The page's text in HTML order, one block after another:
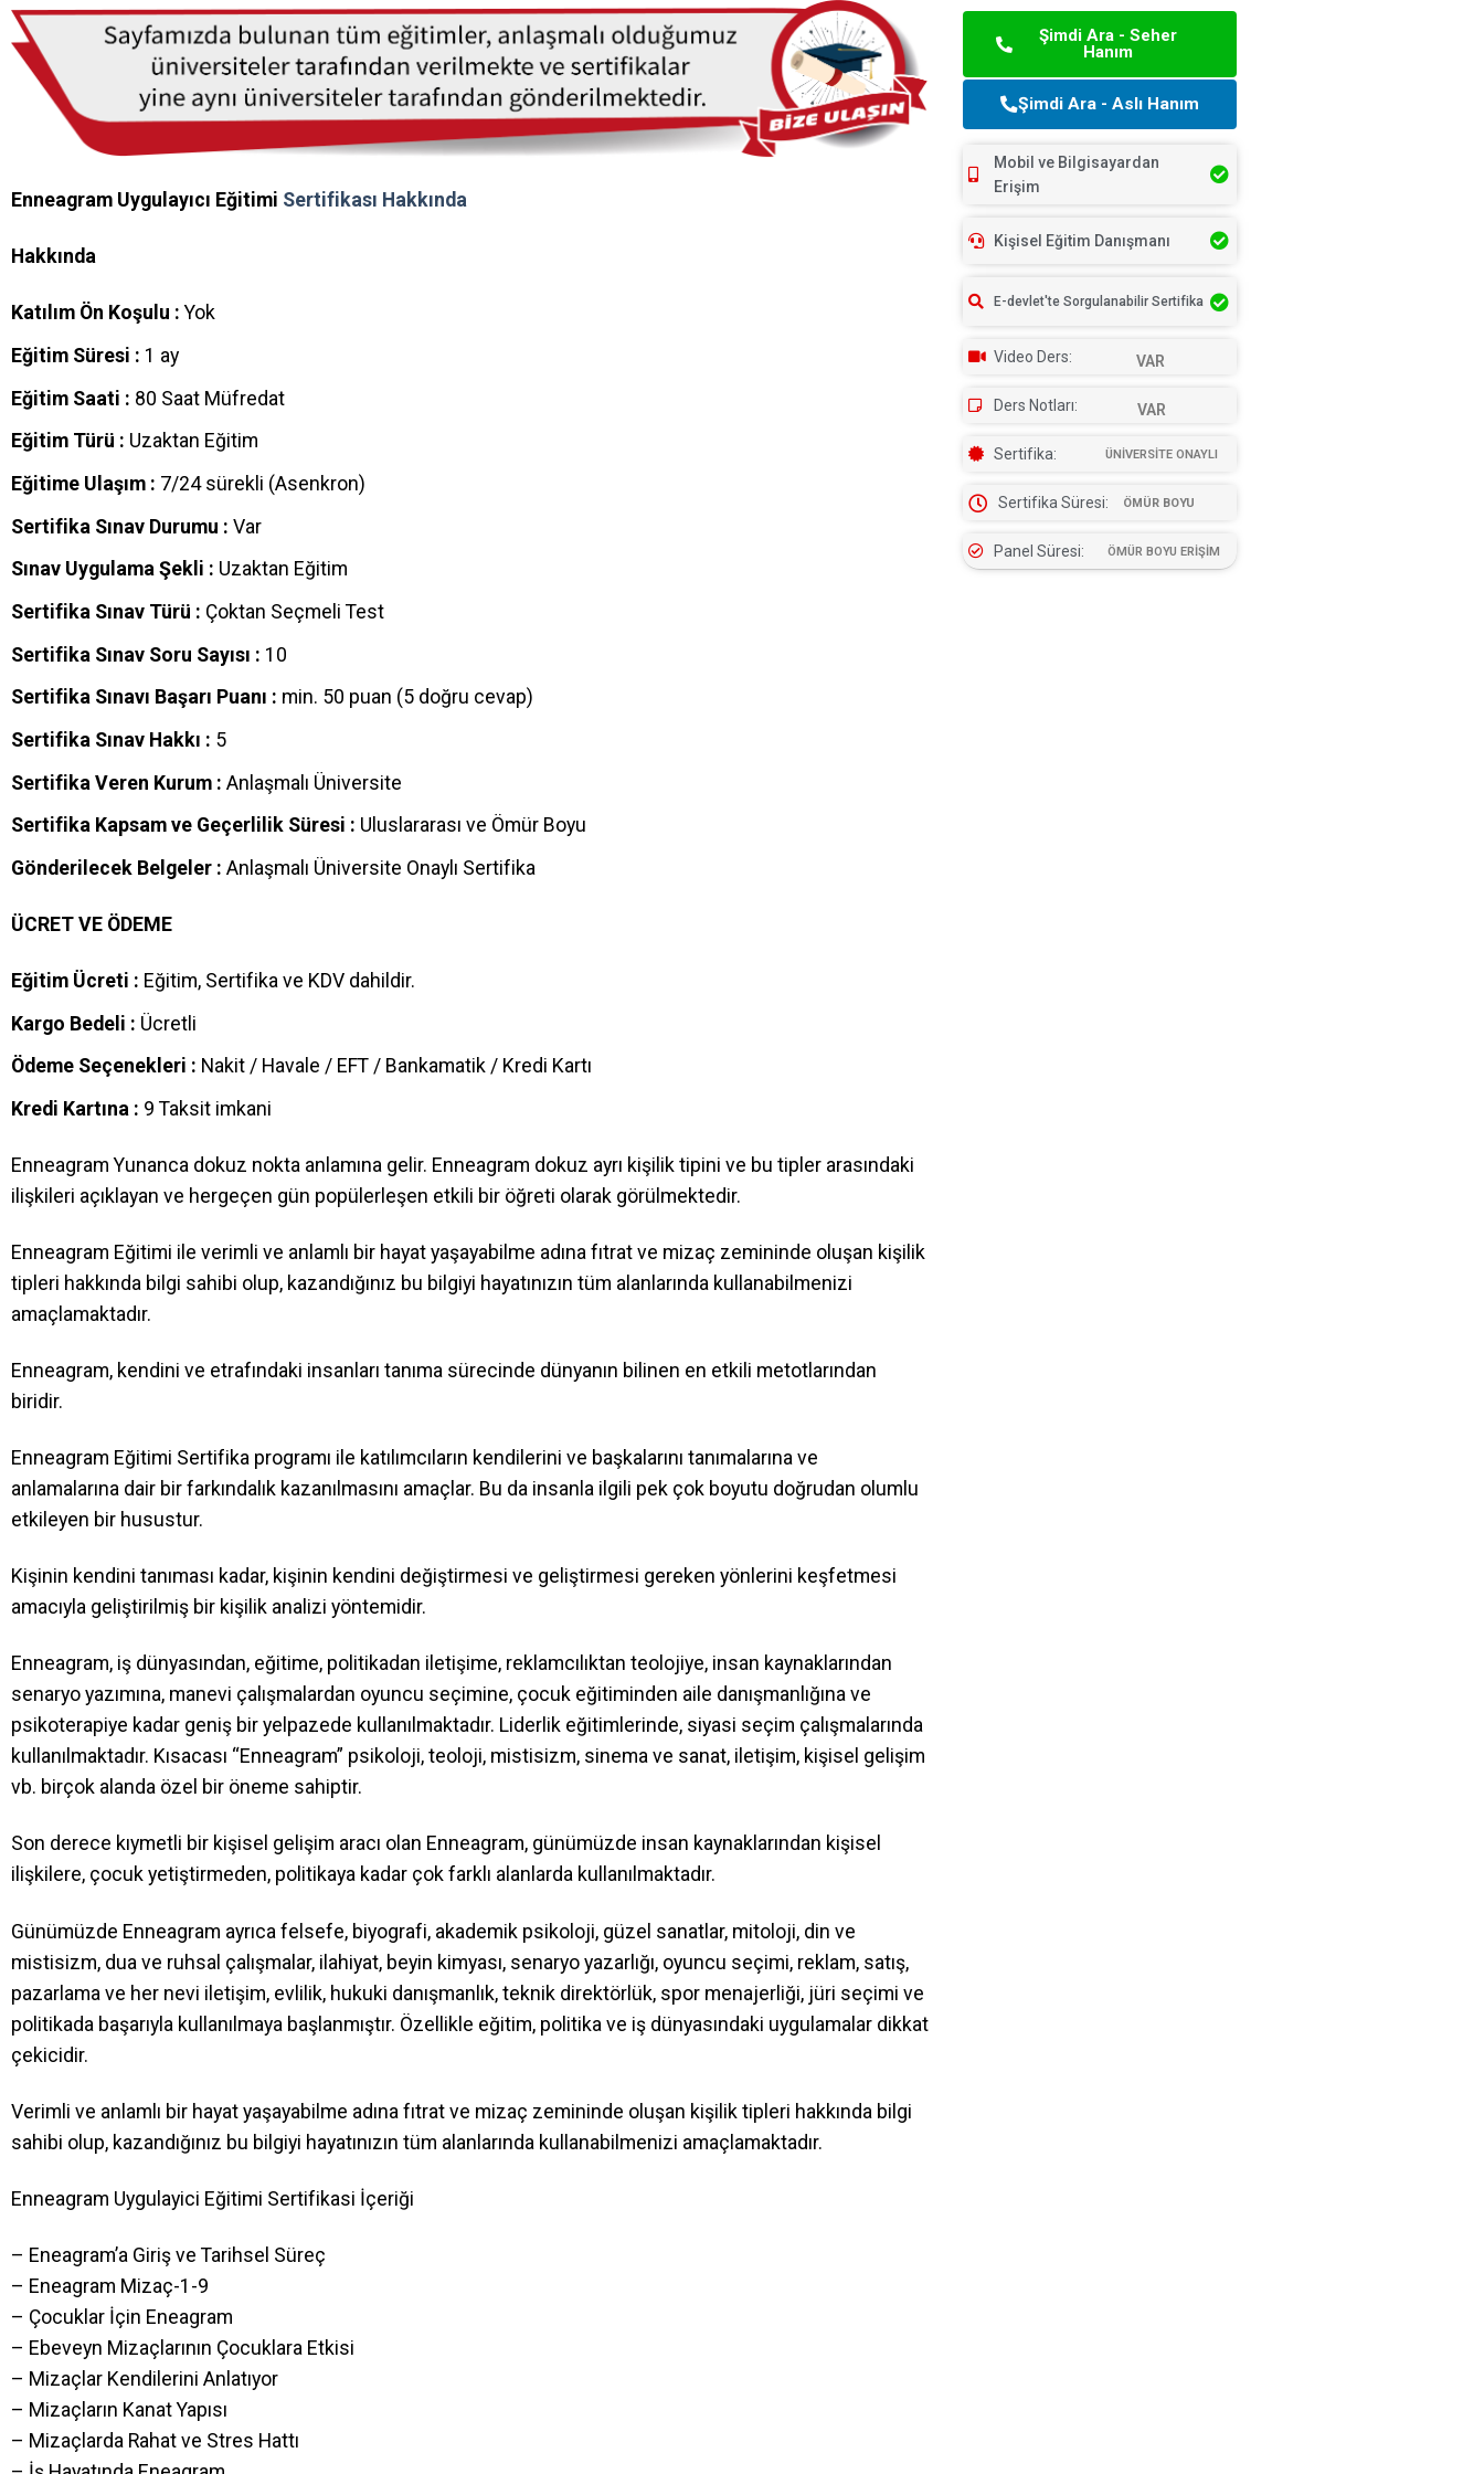
Enneagram Uygulayıcı Eğitimi Sertifikası Hakkında
Hakkında
Katılım Ön Koşulu : Yok
Eğitim Süresi : 1 ay
Eğitim Saati : 80 Saat Müfredat
Eğitim Türü : Uzaktan Eğitim
Eğitime Ulaşım : 7/24 sürekli (Asenkron)
Sertifika Sınav Durumu : Var
Sınav Uygulama Şekli : Uzaktan Eğitim
Sertifika Sınav Türü : Çoktan Seçmeli Test
Sertifika Sınav Soru Sayısı : 10
Sertifika Sınavı Başarı Puanı : min. 50 puan (5 doğru cevap)
Sertifika Sınav Hakkı : 5
Sertifika Veren Kurum : Anlaşmalı Üniversite
Sertifika Kapsam ve Geçerlilik Süresi : Uluslararası ve Ömür Boyu
Gönderilecek Belgeler : Anlaşmalı Üniversite Onaylı Sertifika
ÜCRET VE ÖDEME
Eğitim Ücreti : Eğitim, Sertifika ve KDV dahildir.
Kargo Bedeli : Ücretli
Ödeme Seçenekleri : Nakit / Havale / EFT / Bankamatik / Kredi Kartı
Kredi Kartına : 9 Taksit imkani
Enneagram Yunanca dokuz nokta anlamına gelir. Enneagram dokuz ayrı kişilik tipini ve bu tipler arasındaki
ilişkileri açıklayan ve hergeçen gün popülerleşen etkili bir öğreti olarak görülmektedir.
Enneagram Eğitimi ile verimli ve anlamlı bir hayat yaşayabilme adına fıtrat ve mizaç zemininde oluşan kişilik
tipleri hakkında bilgi sahibi olup, kazandığınız bu bilgiyi hayatınızın tüm alanlarında kullanabilmenizi
amaçlamaktadır.
Enneagram, kendini ve etrafındaki insanları tanıma sürecinde dünyanın bilinen en etkili metotlarından
biridir.
Enneagram Eğitimi Sertifika programı ile katılımcıların kendilerini ve başkalarını tanımalarına ve
anlamalarına dair bir farkındalık kazanılmasını amaçlar. Bu da insanla ilgili pek çok boyutu doğrudan olumlu
etkileyen bir husustur.
Kişinin kendini tanıması kadar, kişinin kendini değiştirmesi ve geliştirmesi gereken yönlerini keşfetmesi
amacıyla geliştirilmiş bir kişilik analizi yöntemidir.
Enneagram, iş dünyasından, eğitime, politikadan iletişime, reklamcılıktan teolojiye, insan kaynaklarından
senaryo yazımına, manevi çalışmalardan oyuncu seçimine, çocuk eğitiminden aile danışmanlığına ve
psikoterapiye kadar geniş bir yelpazede kullanılmaktadır. Liderlik eğitimlerinde, siyasi seçim çalışmalarında
kullanılmaktadır. Kısacası “Enneagram” psikoloji, teoloji, mistisizm, sinema ve sanat, iletişim, kişisel gelişim
vb. birçok alanda özel bir öneme sahiptir.
Son derece kıymetli bir kişisel gelişim aracı olan Enneagram, günümüzde insan kaynaklarından kişisel
ilişkilere, çocuk yetiştirmeden, politikaya kadar çok farklı alanlarda kullanılmaktadır.
Günümüzde Enneagram ayrıca felsefe, biyografi, akademik psikoloji, güzel sanatlar, mitoloji, din ve
mistisizm, dua ve ruhsal çalışmalar, ilahiyat, beyin kimyası, senaryo yazarlığı, oyuncu seçimi, reklam, satış,
pazarlama ve her nevi iletişim, evlilik, hukuki danışmanlık, teknik direktörlük, spor menajerliği, jüri seçimi ve
politikada başarıyla kullanılmaya başlanmıştır. Özellikle eğitim, politika ve iş dünyasındaki uygulamalar dikkat
çekicidir.
Verimli ve anlamlı bir hayat yaşayabilme adına fıtrat ve mizaç zemininde oluşan kişilik tipleri hakkında bilgi
sahibi olup, kazandığınız bu bilgiyi hayatınızın tüm alanlarında kullanabilmenizi amaçlamaktadır.
Enneagram Uygulayici Eğitimi Sertifikasi İçeriği
– Eneagram’a Giriş ve Tarihsel Süreç
– Eneagram Mizaç-1-9
– Çocuklar İçin Eneagram
– Ebeveyn Mizaçlarının Çocuklara Etkisi
– Mizaçlar Kendilerini Anlatıyor
– Mizaçların Kanat Yapısı
– Mizaçlarda Rahat ve Stres Hattı
Şimdi Ara - Seher
Hanım
Şimdi Ara - Aslı Hanım
Mobil ve Bilgisayardan
Erişim
Kişisel Eğitim Danışmanı
E-devlet'te Sorgulanabilir Sertifika
Video Ders: VAR
Ders Notları: VAR
Sertifika: ÜNİVERSİTE ONAYLI
Sertifika Süresi: ÖMÜR BOYU
Panel Süresi: ÖMÜR BOYU ERİŞİM